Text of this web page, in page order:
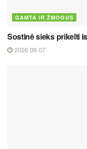
GAMTA IR ŽMOGUS
Sostinė sieks prikelti
2026 08 07